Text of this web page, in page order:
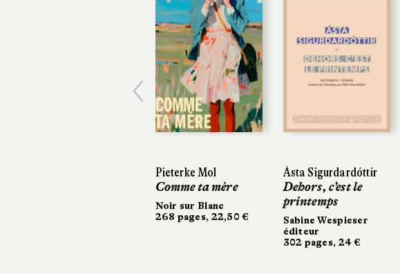
Pieterke Mol
Comme ta mère
Noir sur Blanc
268 pages, 22,50 €
Ásta Sigurdardóttir
Dehors, c’est le
printemps
Sabine Wespieser
éditeur
302 pages, 24 €
Ásta Sigurdardóttir
Dehors, c’est le
printemps
Sabine Wespieser
éditeur
302 pages, 24 €
Previous